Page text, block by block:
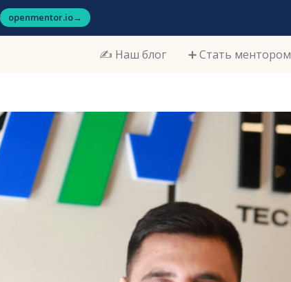
openmentor.io→
✍️ Наш блог ➕ Стать ментором